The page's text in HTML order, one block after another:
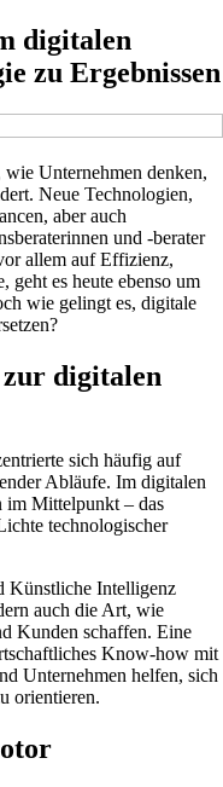
digitalen
zu Ergebnissen
Unternehmen denken,
Neue Technologien,
aber auch
und -berater
allem auf Effizienz,
geht es heute ebenso um
wie gelingt es, digitale
zur digitalen
sich häufig auf
Abläufe. Im digitalen
im Mittelpunkt – das
technologischer
Künstliche Intelligenz
auch die Art, wie
Kunden schaffen. Eine
Know-how mit
Unternehmen helfen, sich
orientieren.